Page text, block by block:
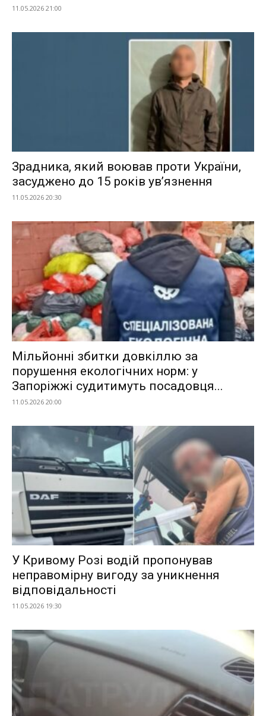
11.05.2026 21:00
Зрадника, який воював проти України,
засуджено до 15 років ув’язнення
11.05.2026 20:30
Мільйонні збитки довкіллю за
порушення екологічних норм: у
Запоріжжі судитимуть посадовця...
11.05.2026 20:00
У Кривому Розі водій пропонував
неправомірну вигоду за уникнення
відповідальності
11.05.2026 19:30